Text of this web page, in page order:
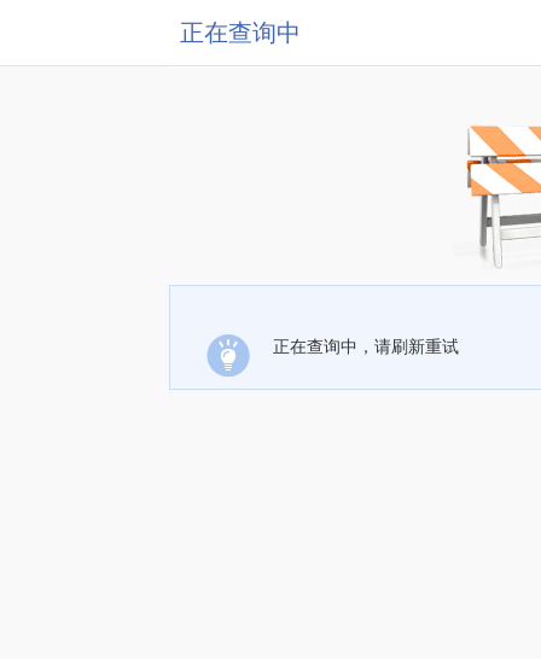
正在查询中
正在查询中，请刷新重试